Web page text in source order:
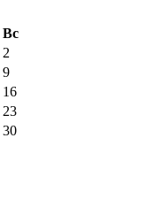
Вс
2
9
16
23
30